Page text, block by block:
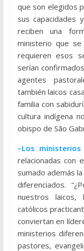
que son elegidos
sus capacidades
reciben una
ministerio que
requieren esos
serían
agentes
también laicos
familia con
cultura indígena
obispo de São
–Los
relacionadas con
sumado además
diferenciados.
nuestros laicos,
católicos
conviertan en
ministerios
pastores,